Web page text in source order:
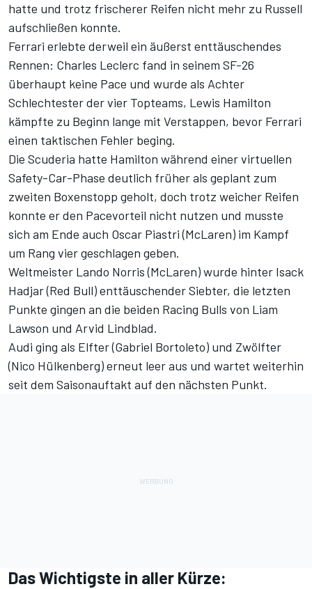
hatte und trotz frischerer Reifen nicht mehr zu Russell
aufschließen konnte.
Ferrari erlebte derweil ein äußerst enttäuschendes
Rennen: Charles Leclerc fand in seinem SF-26
überhaupt keine Pace und wurde als Achter
Schlechtester der vier Topteams, Lewis Hamilton
kämpfte zu Beginn lange mit Verstappen, bevor Ferrari
einen taktischen Fehler beging.
Die Scuderia hatte Hamilton während einer virtuellen
Safety-Car-Phase deutlich früher als geplant zum
zweiten Boxenstopp geholt, doch trotz weicher Reifen
konnte er den Pacevorteil nicht nutzen und musste
sich am Ende auch Oscar Piastri (McLaren) im Kampf
um Rang vier geschlagen geben.
Weltmeister Lando Norris (McLaren) wurde hinter Isack
Hadjar (Red Bull) enttäuschender Siebter, die letzten
Punkte gingen an die beiden Racing Bulls von Liam
Lawson und Arvid Lindblad.
Audi ging als Elfter (Gabriel Bortoleto) und Zwölfter
(Nico Hülkenberg) erneut leer aus und wartet weiterhin
seit dem Saisonauftakt auf den nächsten Punkt.
Das Wichtigste in aller Kürze: